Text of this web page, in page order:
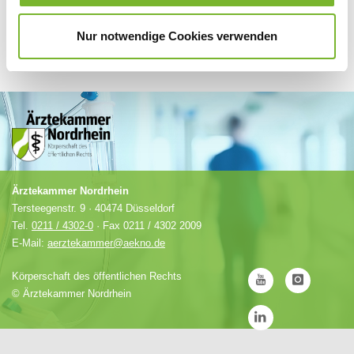
Nur notwendige Cookies verwenden
Ärztekammer Nordrhein
Tersteegenstr. 9 · 40474 Düsseldorf
Tel. 0211 / 4302-0 · Fax 0211 / 4302 2009
E-Mail: aerztekammer@aekno.de
Körperschaft des öffentlichen Rechts
© Ärztekammer Nordrhein